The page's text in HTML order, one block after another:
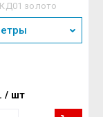
2700
КД01 золото
/ шт